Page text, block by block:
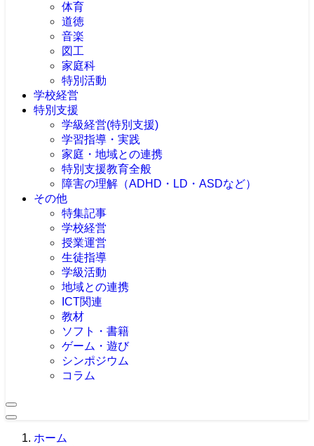
体育
道徳
音楽
図工
家庭科
特別活動
学校経営
特別支援
学級経営(特別支援)
学習指導・実践
家庭・地域との連携
特別支援教育全般
障害の理解（ADHD・LD・ASDなど）
その他
特集記事
学校経営
授業運営
生徒指導
学級活動
地域との連携
ICT関連
教材
ソフト・書籍
ゲーム・遊び
シンポジウム
コラム
ホーム